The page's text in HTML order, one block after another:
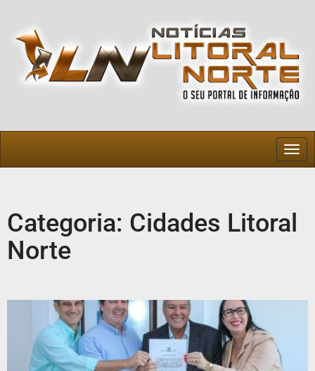
Categoria: Cidades Litoral
Norte